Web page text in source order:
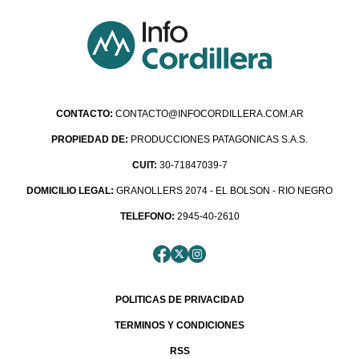
CONTACTO: CONTACTO@INFOCORDILLERA.COM.AR
PROPIEDAD DE: PRODUCCIONES PATAGONICAS S.A.S.
CUIT: 30-71847039-7
DOMICILIO LEGAL: GRANOLLERS 2074 - EL BOLSON - RIO NEGRO
TELEFONO: 2945-40-2610
POLITICAS DE PRIVACIDAD
TERMINOS Y CONDICIONES
RSS